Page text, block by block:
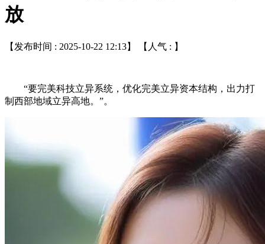
放
【发布时间 : 2025-10-22 12:13】 【人气 : 】
“要完美科技立异系统，优化完美立异资本结构，出力打
制西部地域立异高地。”。